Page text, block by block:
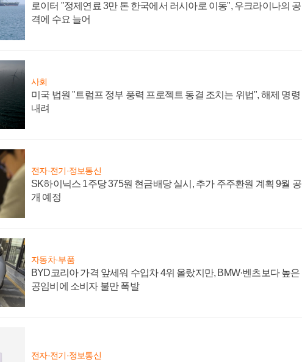
로이터 "정제연료 3만 톤 한국에서 러시아로 이동", 우크라이나의 공
격에 수요 늘어
사회
미국 법원 "트럼프 정부 풍력 프로젝트 동결 조치는 위법", 해제 명령
내려
전자·전기·정보통신
SK하이닉스 1주당 375원 현금배당 실시, 추가 주주환원 계획 9월 공
개 예정
자동차·부품
BYD코리아 가격 앞세워 수입차 4위 올랐지만, BMW·벤츠보다 높은
공임비에 소비자 불만 폭발
전자·전기·정보통신